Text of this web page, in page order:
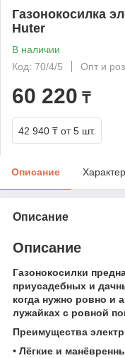
Газонокосилка
Huter
В наличии
Код: 70/4/5
Опт и
60 220 ₸
42 940 ₸ от 5 шт.
Описание
Описание
Описание
Газонокосилки
приусадебных и
когда нужно ровно и
лужайках с ровной
Преимущества
• Лёгкие и